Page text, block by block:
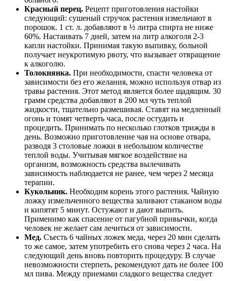
Красный перец. Рецепт приготовления настойки
следующий: сушеный стручок растения измельчают в
порошок. 1 ст. л. добавляют в ½ литра спирта не ниже
60%. Настаивать 7 дней, затем на литр алкоголя 2-3
капли настойки. Принимая такую выпивку, больной
получает неукротимую рвоту, что вызывает отвращение
к алкоголю.
Толокнянка. При необходимости, спасти человека от
зависимости без его желания, можно используя отвар из
травы растения. Этот метод является более щадящим. 30
грамм средства добавляют в 200 мл чуть теплой
жидкости, тщательно размешивая. Ставят на медленный
огонь и томят четверть часа, после остудить и
процедить. Принимать по несколько глотков трижды в
день. Возможно приготовление чая на основе отвара,
разводя 3 столовые ложки в небольшом количестве
теплой воды. Учитывая мягкое воздействие на
организм, возможность средства вылечивать
зависимость наблюдается не ранее, чем через 2 месяца
терапии.
Кукольник. Необходим корень этого растения. Чайную
ложку измельченного вещества заливают стаканом воды
и кипятят 5 минут. Остужают и дают выпить.
Применимо как спасение от пагубной привычки, когда
человек не желает сам лечиться от зависимости.
Мед. Съесть 6 чайных ложек меда, через 20 мин сделать
то же самое, затем употребить его снова через 2 часа. На
следующий день вновь повторить процедуру. В случае
невозможности стерпеть, рекомендуют дать не более 100
мл пива. Между приемами сладкого вещества следует